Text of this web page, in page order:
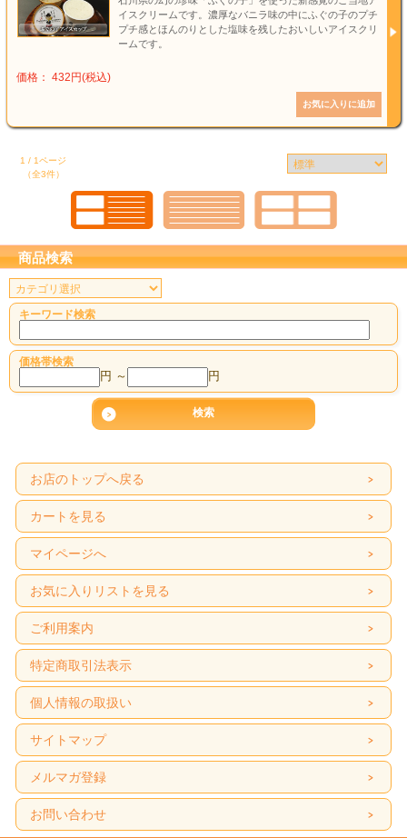
イスクリームです。濃厚なバニラ味の中にふぐの子のプチ
プチ感とほんのりとした塩味を残したおいしいアイスクリ
ームです。
価格： 432円(税込)
1 / 1ページ
（全3件）
商品検索
キーワード検索
価格帯検索
円 ～ 円
お店のトップへ戻る
カートを見る
マイページへ
お気に入りリストを見る
ご利用案内
特定商取引法表示
個人情報の取扱い
サイトマップ
メルマガ登録
お問い合わせ